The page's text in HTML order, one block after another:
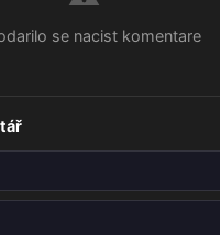
se nacist komentare